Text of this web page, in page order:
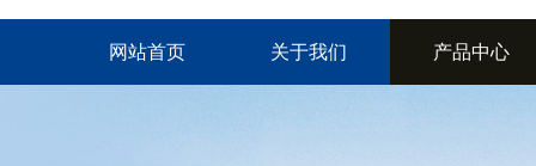
网站首页 关于我们 产品中心